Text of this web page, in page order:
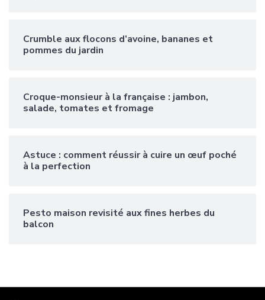
Crumble aux flocons d’avoine, bananes et
pommes du jardin
Croque-monsieur à la française : jambon,
salade, tomates et fromage
Astuce : comment réussir à cuire un œuf poché
à la perfection
Pesto maison revisité aux fines herbes du
balcon